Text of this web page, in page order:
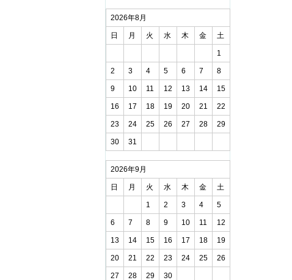
2026年8月
日 月 火 水 木 金 土
1
2 3 4 5 6 7 8
9 10 11 12 13 14 15
16 17 18 19 20 21 22
23 24 25 26 27 28 29
30 31
2026年9月
日 月 火 水 木 金 土
1 2 3 4 5
6 7 8 9 10 11 12
13 14 15 16 17 18 19
20 21 22 23 24 25 26
27 28 29 30